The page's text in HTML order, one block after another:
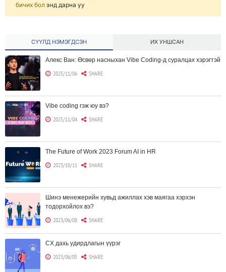
бичих бол энд дарна уу
СҮҮЛД НЭМЭГДСЭН ИХ УНШСАН
Алекс Ван: Өсвөр насныхан Vibe Coding-д суралцах хэрэгтэй
2025/11/06 SHARE
Vibe coding гэж юу вэ?
2025/11/04 SHARE
The Future of Work 2023 Forum AI in HR
2023/10/11 SHARE
Шинэ менежерийн хувьд ажиллах хэв маягаа хэрхэн
тодорхойлох вэ?
2023/06/08 SHARE
CX дахь удирдлагын үүрэг
2023/06/05 SHARE